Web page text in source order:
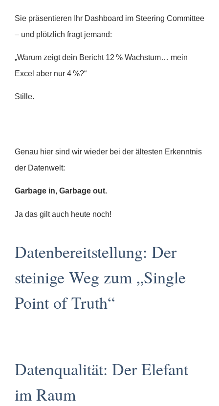
Sie präsentieren Ihr Dashboard im Steering Committee
– und plötzlich fragt jemand:
„Warum zeigt dein Bericht 12 % Wachstum… mein
Excel aber nur 4 %?“
Stille.
Genau hier sind wir wieder bei der ältesten Erkenntnis
der Datenwelt:
Garbage in, Garbage out.
Ja das gilt auch heute noch!
Datenbereitstellung: Der
steinige Weg zum „Single
Point of Truth“
Datenqualität: Der Elefant
im Raum